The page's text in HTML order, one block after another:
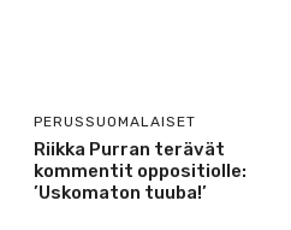
PERUSSUOMALAISET
Riikka Purran terävät
kommentit oppositiolle:
’Uskomaton tuuba!’